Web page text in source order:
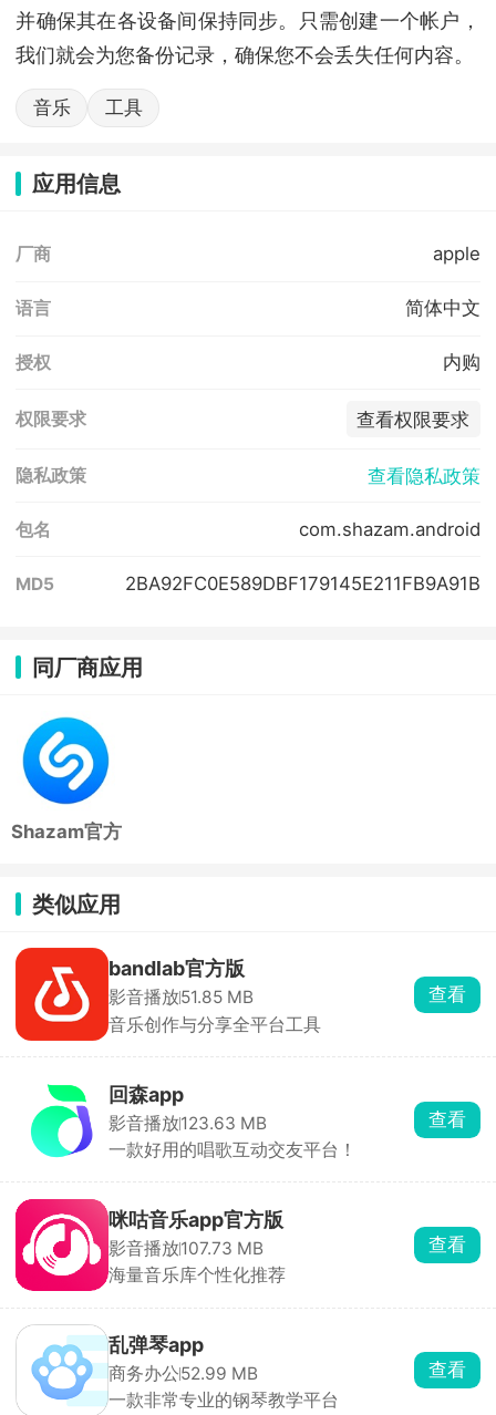
并确保其在各设备间保持同步。只需创建一个帐户，
我们就会为您备份记录，确保您不会丢失任何内容。
音乐 工具
应用信息
厂商 apple
语言 简体中文
授权 内购
权限要求 查看权限要求
隐私政策 查看隐私政策
包名 com.shazam.android
MD5 2BA92FC0E589DBF179145E211FB9A91B
同厂商应用
Shazam官方
类似应用
bandlab官方版
影音播放51.85 MB
音乐创作与分享全平台工具
查看
回森app
影音播放123.63 MB
一款好用的唱歌互动交友平台！
查看
咪咕音乐app官方版
影音播放107.73 MB
海量音乐库个性化推荐
查看
乱弹琴app
商务办公52.99 MB
一款非常专业的钢琴教学平台
查看